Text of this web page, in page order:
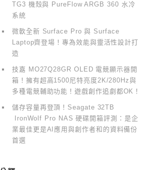
TG3 機殼與 PureFlow ARGB 360 水冷
系統
微軟全新 Surface Pro 與 Surface
Laptop齊登場！專為效能與靈活性設計打
造
技嘉 MO27Q28GR OLED 電競顯示器開
箱！擁有超高1500尼特亮度2K/280Hz與
多種電競輔助功能！遊戲創作追劇都OK！
儲存容量再登頂！Seagate 32TB
IronWolf Pro NAS 硬碟開箱評測：是企
業最佳更是AI應用與創作者和的資料備份
首選